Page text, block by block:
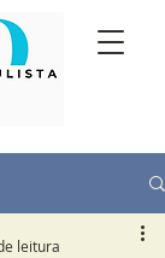
leitura